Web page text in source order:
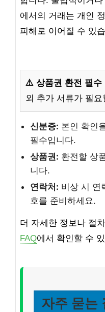
에서의 거래는 개인
피해로 이어질 수 있
⚠️ 상품권 환전 필수
외 추가 서류가 필
신분증: 본인 확인
필수입니다.
상품권: 환전할 상
니다.
연락처: 비상 시 연
호를 준비하세요.
더 자세한 정보나 절
FAQ에서 확인할 수
자주 묻는